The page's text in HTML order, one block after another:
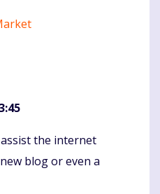
the internet
blog or even a